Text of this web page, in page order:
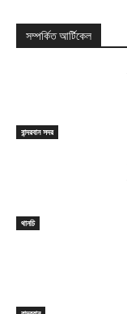
সম্পর্কিত আর্টিকেল
বান্দরবান সদর
থানচি